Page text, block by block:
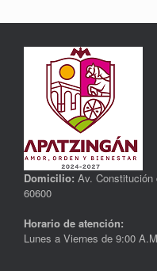
Domicilio: Av. Constitución
60600
Horario de atención:
Lunes a Viernes de 9:00